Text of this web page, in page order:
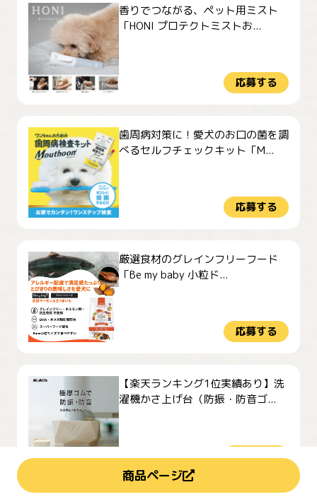
香りでつながる、ペット用ミスト
「HONI プロテクトミストお...
応募する
歯周病対策に！愛犬のお口の菌を調
べるセルフチェックキット「M...
応募する
厳選食材のグレインフリーフード
「Be my baby 小粒ド...
応募する
【楽天ランキング1位実績あり】洗
濯機かさ上げ台（防振・防音ゴ...
応募する
商品ページ